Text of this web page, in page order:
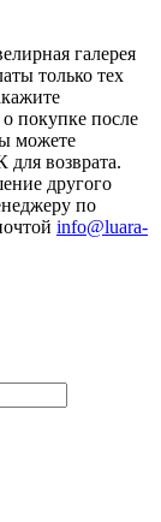
галерея
только тех
покупке после
можете
возврата.
другого
по
info@luara-